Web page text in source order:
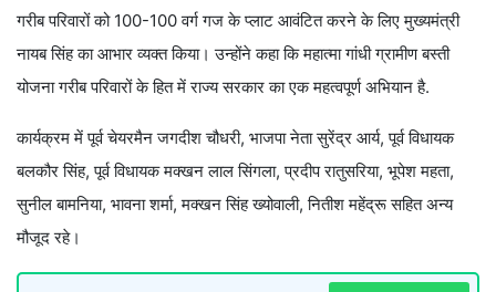
गरीब परिवारों को 100-100 वर्ग गज के प्लाट आवंटित करने के लिए मुख्यमंत्री
नायब सिंह का आभार व्यक्त किया। उन्होंने कहा कि महात्मा गांधी ग्रामीण बस्ती
योजना गरीब परिवारों के हित में राज्य सरकार का एक महत्वपूर्ण अभियान है.
कार्यक्रम में पूर्व चेयरमैन जगदीश चौधरी, भाजपा नेता सुरेंद्र आर्य, पूर्व विधायक
बलकौर सिंह, पूर्व विधायक मक्खन लाल सिंगला, प्रदीप रातुसरिया, भूपेश महता,
सुनील बामनिया, भावना शर्मा, मक्खन सिंह ख्योवाली, नितीश महेंद्रू सहित अन्य
मौजूद रहे।